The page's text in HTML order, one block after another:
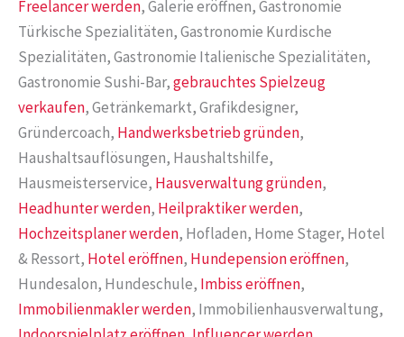
Freelancer werden, Galerie eröffnen, Gastronomie
Türkische Spezialitäten, Gastronomie Kurdische
Spezialitäten, Gastronomie Italienische Spezialitäten,
Gastronomie Sushi-Bar,gebrauchtes Spielzeug
verkaufen, Getränkemarkt, Grafikdesigner,
Gründercoach, Handwerksbetrieb gründen,
Haushaltsauflösungen, Haushaltshilfe,
Hausmeisterservice, Hausverwaltung gründen,
Headhunter werden, Heilpraktiker werden,
Hochzeitsplaner werden, Hofladen, Home Stager, Hotel
& Ressort, Hotel eröffnen, Hundepension eröffnen,
Hundesalon, Hundeschule, Imbiss eröffnen,
Immobilienmakler werden, Immobilienhausverwaltung,